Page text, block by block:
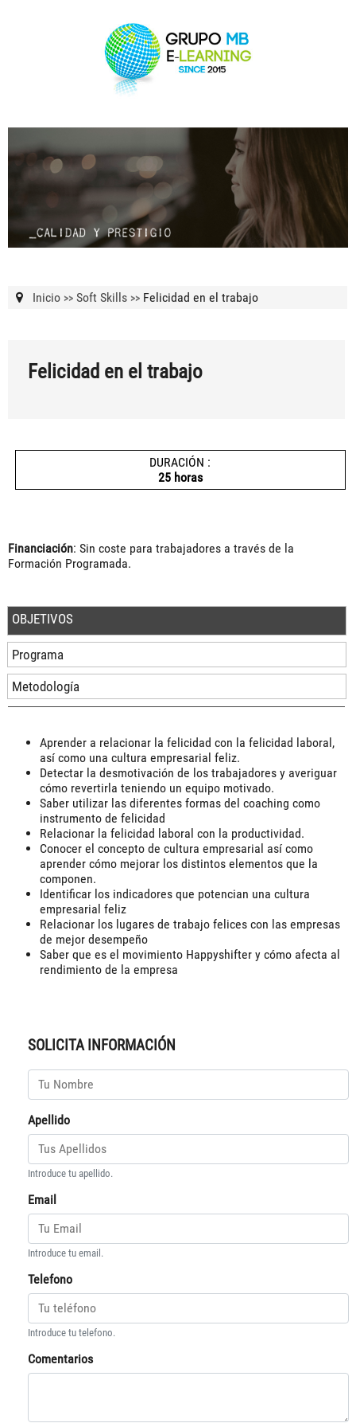
Inicio >> Soft Skills >> Felicidad en el trabajo
Felicidad en el trabajo
DURACIÓN :
25 horas
Financiación: Sin coste para trabajadores a través de la
Formación Programada.
OBJETIVOS
Programa
Metodología
Aprender a relacionar la felicidad con la felicidad laboral,
así como una cultura empresarial feliz.
Detectar la desmotivación de los trabajadores y averiguar
cómo revertirla teniendo un equipo motivado.
Saber utilizar las diferentes formas del coaching como
instrumento de felicidad
Relacionar la felicidad laboral con la productividad.
Conocer el concepto de cultura empresarial así como
aprender cómo mejorar los distintos elementos que la
componen.
Identificar los indicadores que potencian una cultura
empresarial feliz
Relacionar los lugares de trabajo felices con las empresas
de mejor desempeño
Saber que es el movimiento Happyshifter y cómo afecta al
rendimiento de la empresa
SOLICITA INFORMACIÓN
Apellido
Introduce tu apellido.
Email
Introduce tu email.
Telefono
Introduce tu telefono.
Comentarios